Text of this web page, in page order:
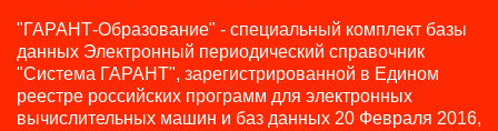
"ГАРАНТ-Образование" - специальный комплект базы
данных Электронный периодический справочник
"Система ГАРАНТ", зарегистрированной в Едином
реестре российских программ для электронных
вычислительных машин и баз данных 20 Февраля 2016,